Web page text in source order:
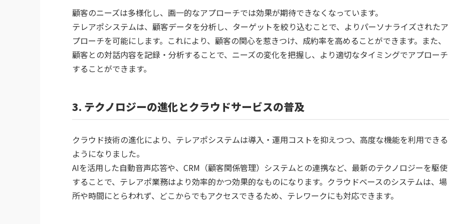
顧客のニーズは多様化し、画一的なアプローチでは効果が期待できなくなっています。
テレアポシステムは、顧客データを分析し、ターゲットを絞り込むことで、よりパーソナライズされたア
プローチを可能にします。これにより、顧客の関心を惹きつけ、成約率を高めることができます。また、
顧客との対話内容を記録・分析することで、ニーズの変化を把握し、より適切なタイミングでアプローチ
することができます。
3. テクノロジーの進化とクラウドサービスの普及
クラウド技術の進化により、テレアポシステムは導入・運用コストを抑えつつ、高度な機能を利用できる
ようになりました。
AIを活用した自動音声応答や、CRM（顧客関係管理）システムとの連携など、最新のテクノロジーを駆使
することで、テレアポ業務はより効率的かつ効果的なものになります。クラウドベースのシステムは、場
所や時間にとらわれず、どこからでもアクセスできるため、テレワークにも対応できます。